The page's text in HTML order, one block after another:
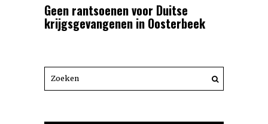
Geen rantsoenen voor Duitse
krijgsgevangenen in Oosterbeek